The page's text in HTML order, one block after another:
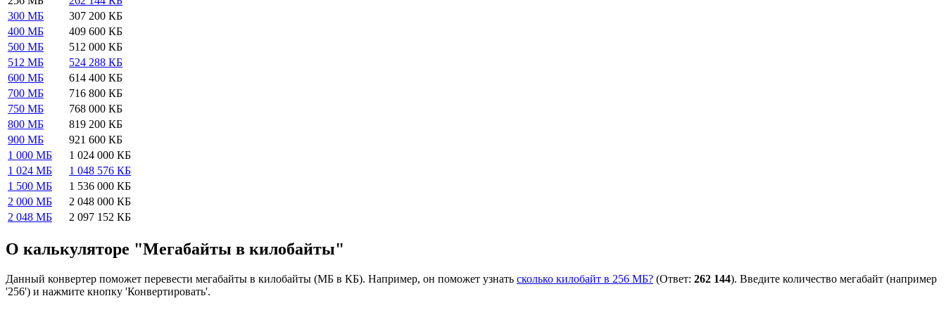
300 МБ
307 200 КБ
400 МБ
409 600 КБ
500 МБ
512 000 КБ
512 МБ
524 288 КБ
600 МБ
614 400 КБ
700 МБ
716 800 КБ
750 МБ
768 000 КБ
800 МБ
819 200 КБ
900 МБ
921 600 КБ
1 000 МБ
1 024 000 КБ
1 024 МБ
1 048 576 КБ
1 500 МБ
1 536 000 КБ
2 000 МБ
2 048 000 КБ
2 048 МБ
2 097 152 КБ
О калькуляторе "Мегабайты в килобайты"
Данный конвертер поможет перевести мегабайты в килобайты (МБ в КБ). Например, он поможет узнать сколько килобайт в 256 МБ? (Ответ: 262 144). Введите количество мегабайт (например
'256') и нажмите кнопку 'Конвертировать'.